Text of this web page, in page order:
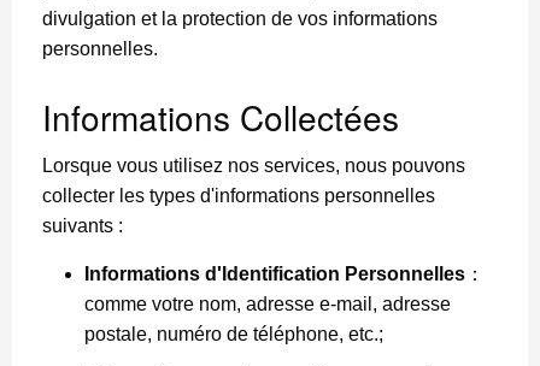
divulgation et la protection de vos informations
personnelles.
Informations Collectées
Lorsque vous utilisez nos services, nous pouvons
collecter les types d'informations personnelles
suivants :
Informations d'Identification Personnelles ：
comme votre nom, adresse e-mail, adresse
postale, numéro de téléphone, etc.;